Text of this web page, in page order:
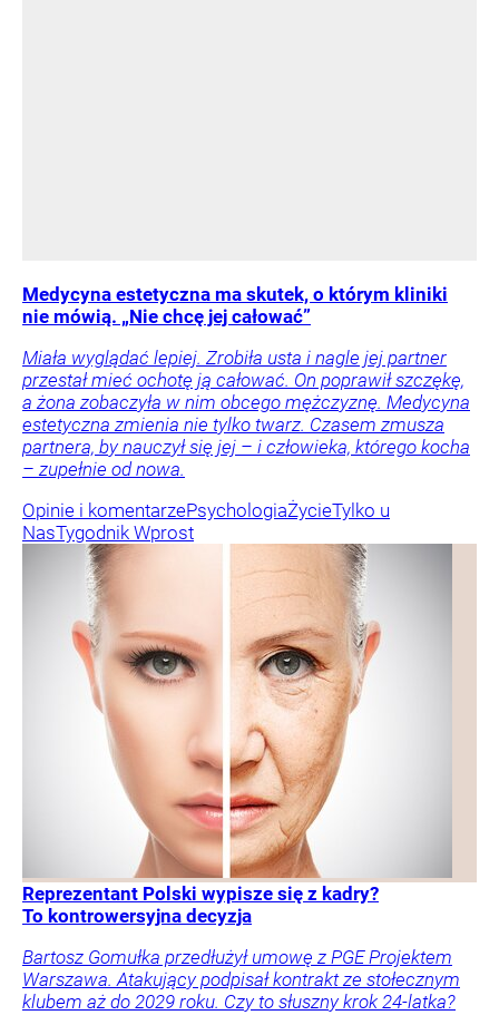
Medycyna estetyczna ma skutek, o którym kliniki
nie mówią. „Nie chcę jej całować”
Miała wyglądać lepiej. Zrobiła usta i nagle jej partner
przestał mieć ochotę ją całować. On poprawił szczękę,
a żona zobaczyła w nim obcego mężczyznę. Medycyna
estetyczna zmienia nie tylko twarz. Czasem zmusza
partnera, by nauczył się jej – i człowieka, którego kocha
– zupełnie od nowa.
Opinie i komentarzePsychologiaŻycieTylko u
NasTygodnik Wprost
Reprezentant Polski wypisze się z kadry?
To kontrowersyjna decyzja
Bartosz Gomułka przedłużył umowę z PGE Projektem
Warszawa. Atakujący podpisał kontrakt ze stołecznym
klubem aż do 2029 roku. Czy to słuszny krok 24-latka?